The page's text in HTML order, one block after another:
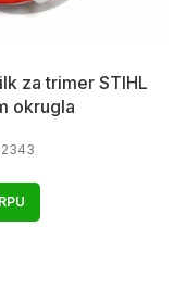
za trimer STIHL
okrugla